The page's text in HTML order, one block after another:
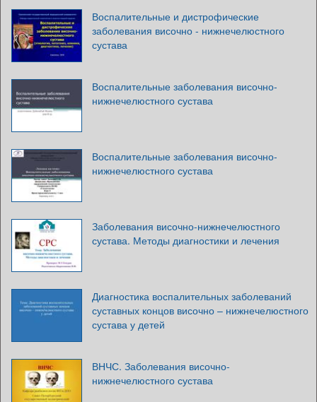
Воспалительные и дистрофические
заболевания височно - нижнечелюстного
сустава
Воспалительные заболевания височно-
нижнечелюстного сустава
Воспалительные заболевания височно-
нижнечелюстного сустава
Заболевания височно-нижнечелюстного
сустава. Методы диагностики и лечения
Диагностика воспалительных заболеваний
суставных концов височно – нижнечелюстного
сустава у детей
ВНЧС. Заболевания височно-
нижнечелюстного сустава